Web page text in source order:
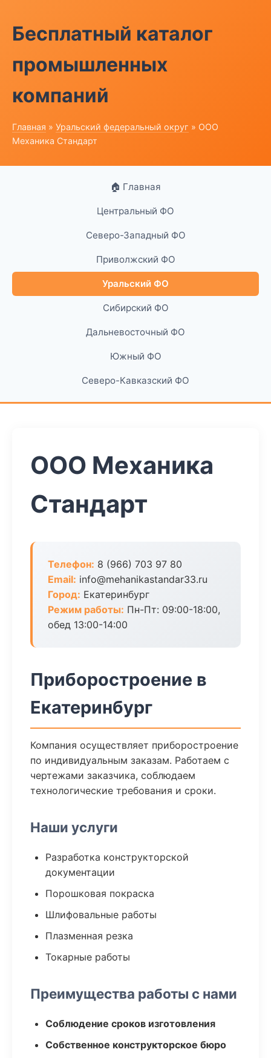
Бесплатный каталог
промышленных
компаний
Главная » Уральский федеральный округ » ООО
Механика Стандарт
🏠 Главная
Центральный ФО
Северо-Западный ФО
Приволжский ФО
Уральский ФО
Сибирский ФО
Дальневосточный ФО
Южный ФО
Северо-Кавказский ФО
ООО Механика
Стандарт
Телефон: 8 (966) 703 97 80
Email: info@mehanikastandar33.ru
Город: Екатеринбург
Режим работы: Пн-Пт: 09:00-18:00,
обед 13:00-14:00
Приборостроение в
Екатеринбург
Компания осуществляет приборостроение
по индивидуальным заказам. Работаем с
чертежами заказчика, соблюдаем
технологические требования и сроки.
Наши услуги
Разработка конструкторской
документации
Порошковая покраска
Шлифовальные работы
Плазменная резка
Токарные работы
Преимущества работы с нами
Соблюдение сроков изготовления
Собственное конструкторское бюро